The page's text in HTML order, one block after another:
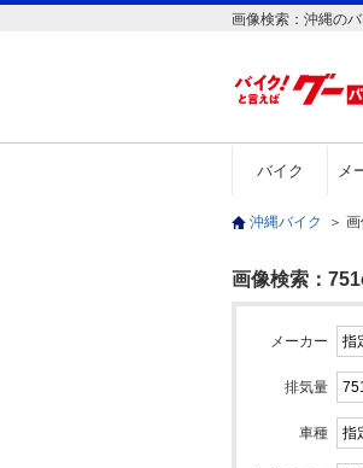
画像検索：沖縄の
バイク メ
沖縄バイク ＞
画像検索：
メーカー
排気量
車種